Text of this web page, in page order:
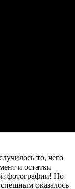
то, чего
и остатки
фотографии! Но
оказалось